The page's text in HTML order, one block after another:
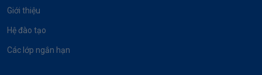
Giới thiệu
Hệ đào tạo
Các lớp ngắn hạn